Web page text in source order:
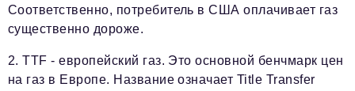
Соответственно, потребитель в США оплачивает газ
существенно дороже.
2. TTF - европейский газ. Это основной бенчмарк цен
на газ в Европе. Название означает Title Transfer